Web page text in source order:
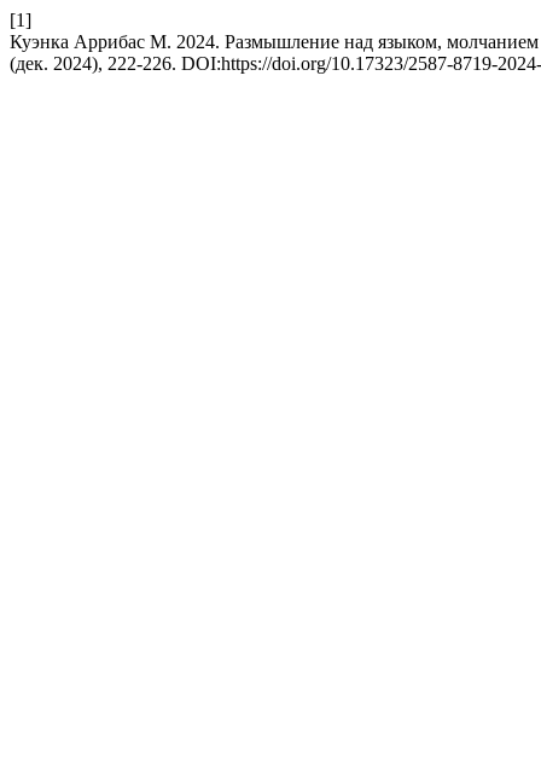
[1]
Куэнка Аррибас М. 2024. Размышление над языком,
(дек. 2024), 222-226. DOI:https://doi.org/10.17323/2587-8719-